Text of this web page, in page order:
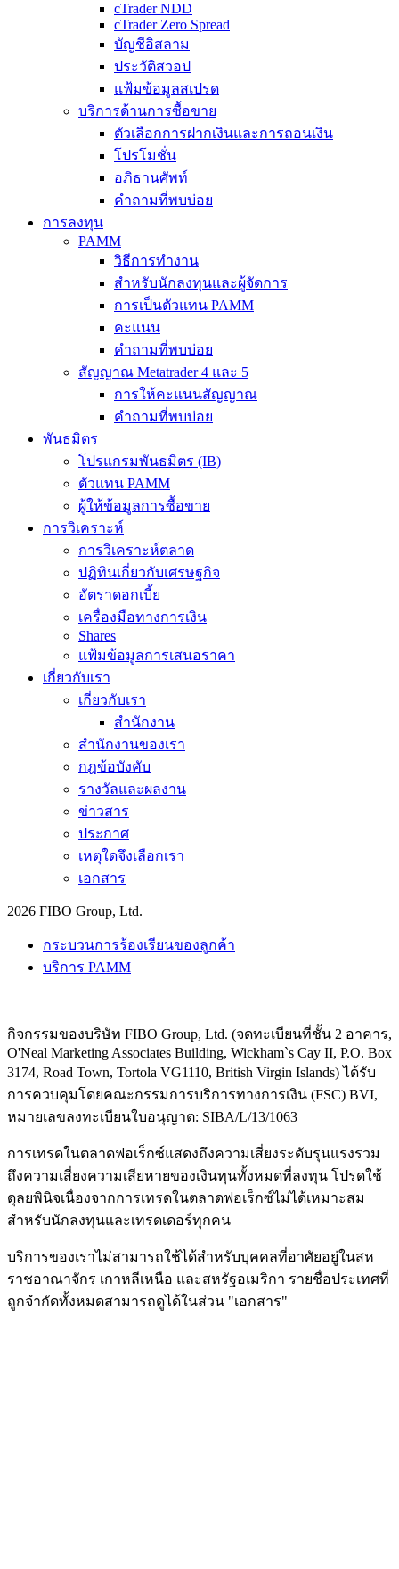
cTrader NDD
cTrader Zero Spread
บัญชีอิสลาม
ประวัติสวอป
แฟ้มข้อมูลสเปรด
บริการด้านการซื้อขาย
ตัวเลือกการฝากเงินและการถอนเงิน
โปรโมชั่น
อภิธานศัพท์
คำถามที่พบบ่อย
การลงทุน
PAMM
วิธีการทำงาน
สำหรับนักลงทุนและผู้จัดการ
การเป็นตัวแทน PAMM
คะแนน
คำถามที่พบบ่อย
สัญญาณ Metatrader 4 และ 5
การให้คะแนนสัญญาณ
คำถามที่พบบ่อย
พันธมิตร
โปรแกรมพันธมิตร (IB)
ตัวแทน PAMM
ผู้ให้ข้อมูลการซื้อขาย
การวิเคราะห์
การวิเคราะห์ตลาด
ปฏิทินเกี่ยวกับเศรษฐกิจ
อัตราดอกเบี้ย
เครื่องมือทางการเงิน
Shares
แฟ้มข้อมูลการเสนอราคา
เกี่ยวกับเรา
เกี่ยวกับเรา
สำนักงาน
สำนักงานของเรา
กฎข้อบังคับ
รางวัลและผลงาน
ข่าวสาร
ประกาศ
เหตุใดจึงเลือกเรา
เอกสาร
2026 FIBO Group, Ltd.
กระบวนการร้องเรียนของลูกค้า
บริการ PAMM
กิจกรรมของบริษัท FIBO Group, Ltd. (จดทะเบียนที่ชั้น 2 อาคาร,
O'Neal Marketing Associates Building, Wickham`s Cay II, P.O. Box
3174, Road Town, Tortola VG1110, British Virgin Islands) ได้รับ
การควบคุมโดยคณะกรรมการบริการทางการเงิน (FSC) BVI,
หมายเลขลงทะเบียนใบอนุญาต: SIBA/L/13/1063
การเทรดในตลาดฟอเร็กซ์แสดงถึงความเสี่ยงระดับรุนแรงรวม
ถึงความเสี่ยงความเสียหายของเงินทุนทั้งหมดที่ลงทุน โปรดใช้
ดุลยพินิจเนื่องจากการเทรดในตลาดฟอเร็กซ์ไม่ได้เหมาะสม
สำหรับนักลงทุนและเทรดเดอร์ทุกคน
บริการของเราไม่สามารถใช้ได้สำหรับบุคคลที่อาศัยอยู่ในสห
ราชอาณาจักร เกาหลีเหนือ และสหรัฐอเมริกา รายชื่อประเทศที่
ถูกจำกัดทั้งหมดสามารถดูได้ในส่วน "เอกสาร"